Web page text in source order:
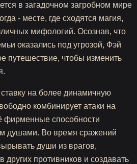
в загадочном загробном мире
- месте, где сходятся магия,
мифологий. Осознав, что
оказались под угрозой, Фэй
путешествие, чтобы изменить
на более динамичную
комбинирует атаки на
фирменные способности
душами. Во время сражений
души из врагов,
других противников и создавать